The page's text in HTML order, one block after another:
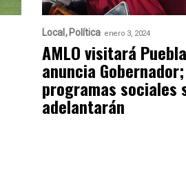
Local Política enero 3, 2024
AMLO visitará
anuncia Gobernador;
programas sociales
adelantarán